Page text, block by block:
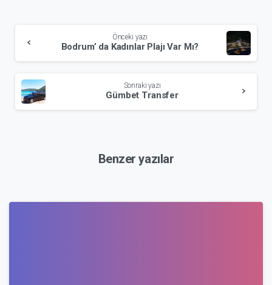
devam
et
Önceki yazı
Bodrum’ da Kadınlar Plajı Var Mı?
Sonraki yazı
Gümbet Transfer
Benzer yazılar